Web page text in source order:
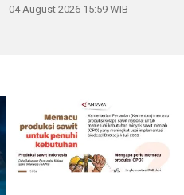
04 August 2026 15:59 WIB